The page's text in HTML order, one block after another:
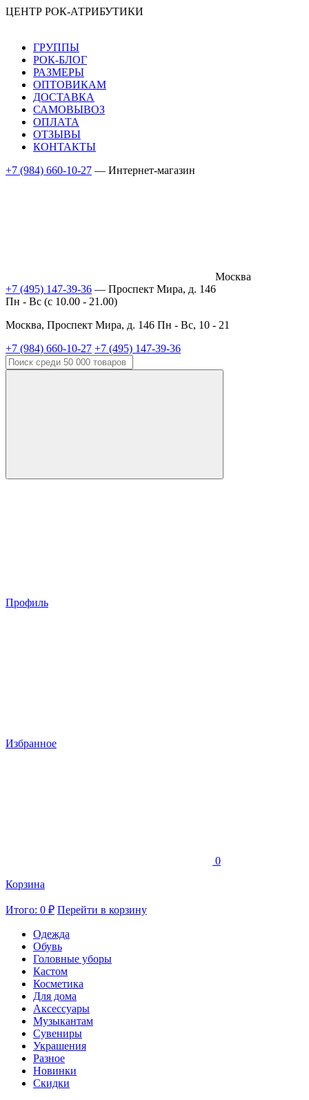
ЦЕНТР РОК-АТРИБУТИКИ
ГРУППЫ
РОК-БЛОГ
РАЗМЕРЫ
ОПТОВИКАМ
ДОСТАВКА
САМОВЫВОЗ
ОПЛАТА
ОТЗЫВЫ
КОНТАКТЫ
+7 (984) 660-10-27 — Интернет-магазин
Москва
+7 (495) 147-39-36 — Проспект Мира, д. 146
Пн - Вс (c 10.00 - 21.00)
Москва, Проспект Мира, д. 146 Пн - Вс, 10 - 21
+7 (984) 660-10-27 +7 (495) 147-39-36
Профиль
Избранное
0
Корзина
Итого: 0 ₽ Перейти в корзину
Одежда
Обувь
Головные уборы
Кастом
Косметика
Для дома
Аксессуары
Музыкантам
Сувениры
Украшения
Разное
Новинки
Скидки